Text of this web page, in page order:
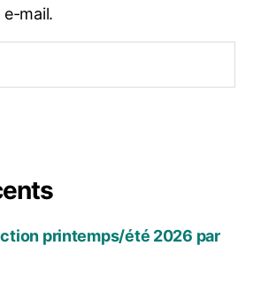
mail.
printemps/été 2026 par